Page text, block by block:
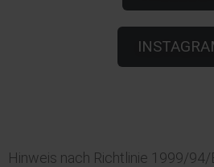
Hinweis nach Richtlinie 1999/94/